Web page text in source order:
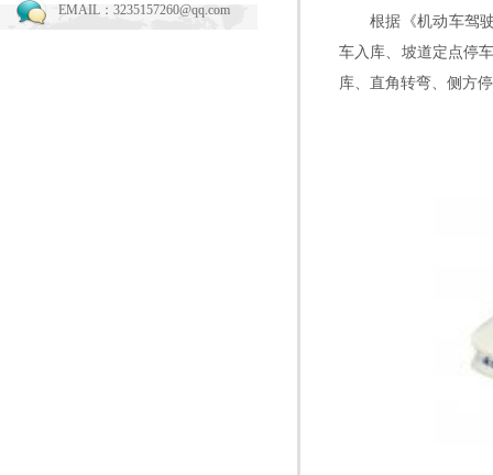
EMAIL：3235157260@qq.com
根据《机动车驾
车入库、坡道定点停
库、直角转弯、侧方